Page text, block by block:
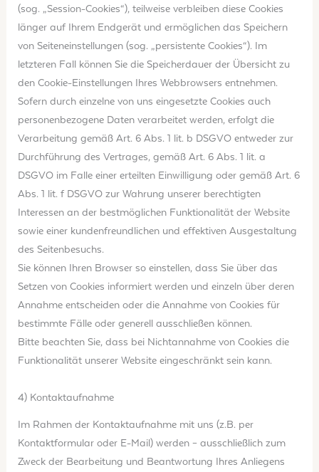
(sog. „Session-Cookies“), teilweise verbleiben diese Cookies
länger auf Ihrem Endgerät und ermöglichen das Speichern
von Seiteneinstellungen (sog. „persistente Cookies“). Im
letzteren Fall können Sie die Speicherdauer der Übersicht zu
den Cookie-Einstellungen Ihres Webbrowsers entnehmen.
Sofern durch einzelne von uns eingesetzte Cookies auch
personenbezogene Daten verarbeitet werden, erfolgt die
Verarbeitung gemäß Art. 6 Abs. 1 lit. b DSGVO entweder zur
Durchführung des Vertrages, gemäß Art. 6 Abs. 1 lit. a
DSGVO im Falle einer erteilten Einwilligung oder gemäß Art. 6
Abs. 1 lit. f DSGVO zur Wahrung unserer berechtigten
Interessen an der bestmöglichen Funktionalität der Website
sowie einer kundenfreundlichen und effektiven Ausgestaltung
des Seitenbesuchs.
Sie können Ihren Browser so einstellen, dass Sie über das
Setzen von Cookies informiert werden und einzeln über deren
Annahme entscheiden oder die Annahme von Cookies für
bestimmte Fälle oder generell ausschließen können.
Bitte beachten Sie, dass bei Nichtannahme von Cookies die
Funktionalität unserer Website eingeschränkt sein kann.
4) Kontaktaufnahme
Im Rahmen der Kontaktaufnahme mit uns (z.B. per
Kontaktformular oder E-Mail) werden – ausschließlich zum
Zweck der Bearbeitung und Beantwortung Ihres Anliegens